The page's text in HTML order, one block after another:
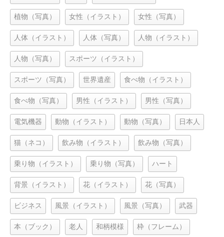
植物（写真） 女性（イラスト） 女性（写真）
人体（イラスト） 人体（写真） 人物（イラスト）
人物（写真） スポーツ（イラスト）
スポーツ（写真） 世界遺産 食べ物（イラスト）
食べ物（写真） 男性（イラスト） 男性（写真）
電気機器 動物（イラスト） 動物（写真） 日本人
猫（ネコ） 飲み物（イラスト） 飲み物（写真）
乗り物（イラスト） 乗り物（写真） ハート
背景（イラスト） 花（イラスト） 花（写真）
ビジネス 風景（イラスト） 風景（写真） 武器
本（ブック） 老人 和柄模様 枠（フレーム）